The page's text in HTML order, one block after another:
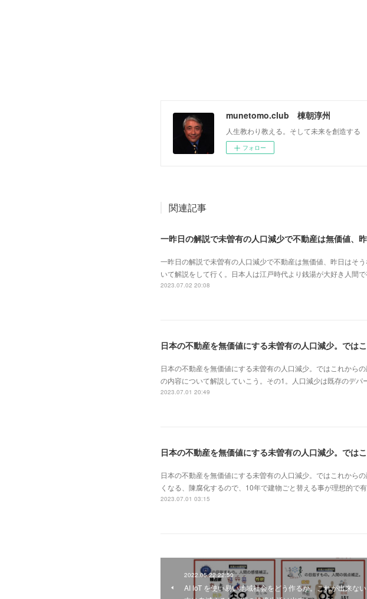
munetomo.club 棟朝淳州
人生教わり教える。そして未来を創造する
フォロー
関連記事
一昨日の解説で未曽有の人口減少で不動産は無価値、昨日はそ
いて解説をして行く。日本人は江戸時代より銭湯が大好き人間
2023.07.02 20:08
日本の不動産を無価値にする未曽有の人口減少。ではこれから
の内容について解説していこう。その1。人口減少は既存のデ
2023.07.01 20:49
日本の不動産を無価値にする未曽有の人口減少。では
日本の不動産を無価値にする未曽有の人口減少。ではこれから
くなる、陳腐化するので、10年で建物ごと替える事が理想的で
2023.07.01 03:15
2022.05.22 22:50
AI IoT を使い易い地域社会をどう作るか。これが出来ない